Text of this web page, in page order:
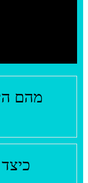
מהם